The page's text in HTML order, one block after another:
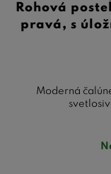
Rohová
pravá, s
Moderná